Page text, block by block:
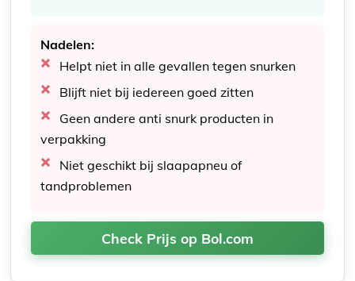
Nadelen:
Helpt niet in alle gevallen tegen snurken
Blijft niet bij iedereen goed zitten
Geen andere anti snurk producten in
verpakking
Niet geschikt bij slaapapneu of
tandproblemen
Check Prijs op Bol.com